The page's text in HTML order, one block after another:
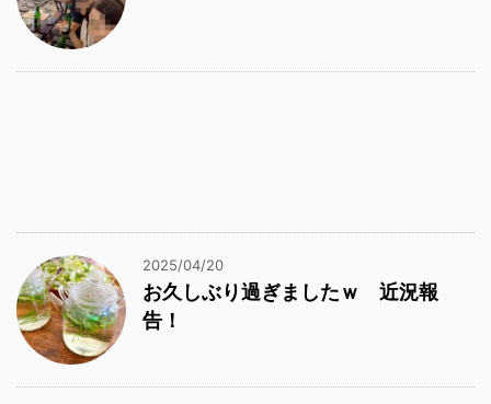
2025/04/20
お久しぶり過ぎましたｗ 近況報
告！